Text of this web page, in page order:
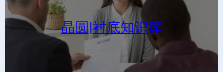
晶圆|衬底知识库